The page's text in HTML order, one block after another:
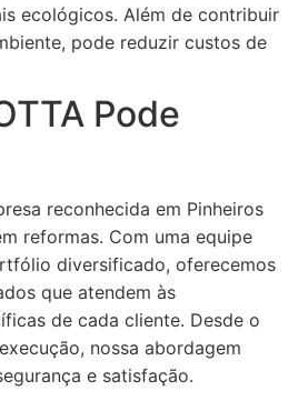
ecológicos. Além de contribuir
pode reduzir custos de
Pode
reconhecida em Pinheiros
reformas. Com uma equipe
diversificado, oferecemos
que atendem às
de cada cliente. Desde o
nossa abordagem
e satisfação.